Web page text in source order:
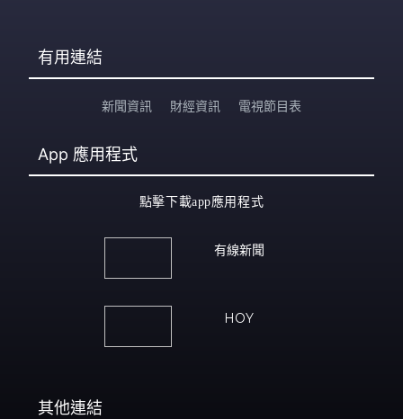
有用連結
新聞資訊 財經資訊 電視節目表
App 應用程式
點擊下載app應用程式
有線新聞
HOY
其他連結